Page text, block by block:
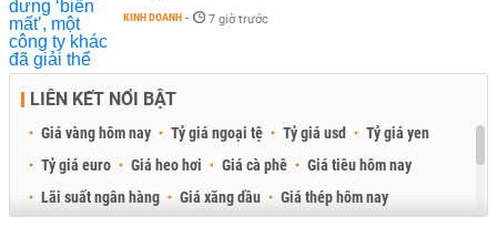
KINH DOANH - 7 giờ trước
LIÊN KẾT NỔI BẬT
Giá vàng hôm nay Tỷ giá ngoại tệ Tỷ giá usd
Tỷ giá yen
Tỷ giá euro
Giá heo hơi Giá cà phê
Giá tiêu hôm nay
Lãi suất ngân hàng
Giá xăng dầu
Giá thép hôm nay